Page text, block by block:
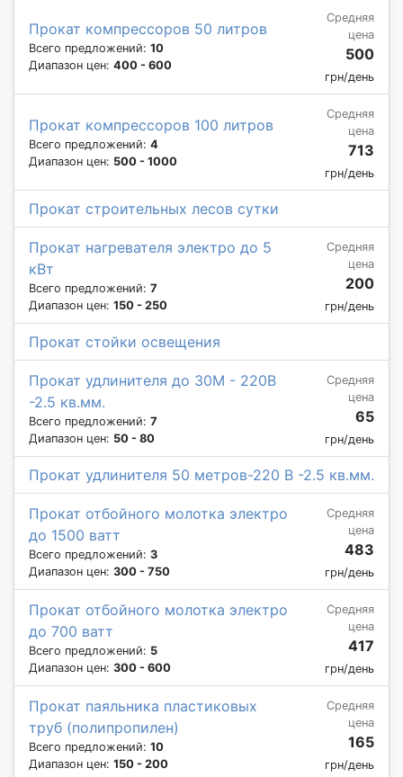
Прокат компрессоров 50 литров
Всего предложений: 10
Диапазон цен: 400 - 600
Средняя
цена
500
грн/день
Прокат компрессоров 100 литров
Всего предложений: 4
Диапазон цен: 500 - 1000
Средняя
цена
713
грн/день
Прокат строительных лесов сутки
Прокат нагревателя электро до 5
кВт
Всего предложений: 7
Диапазон цен: 150 - 250
Средняя
цена
200
грн/день
Прокат стойки освещения
Прокат удлинителя до 30М - 220В
-2.5 кв.мм.
Всего предложений: 7
Диапазон цен: 50 - 80
Средняя
цена
65
грн/день
Прокат удлинителя 50 метров-220 В -2.5 кв.мм.
Прокат отбойного молотка электро
до 1500 ватт
Всего предложений: 3
Диапазон цен: 300 - 750
Средняя
цена
483
грн/день
Прокат отбойного молотка электро
до 700 ватт
Всего предложений: 5
Диапазон цен: 300 - 600
Средняя
цена
417
грн/день
Прокат паяльника пластиковых
труб (полипропилен)
Всего предложений: 10
Диапазон цен: 150 - 200
Средняя
цена
165
грн/день